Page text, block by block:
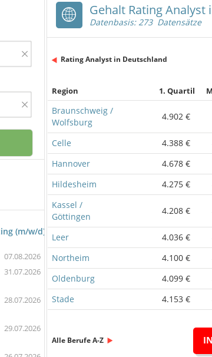
Gehalt Rating Analyst
Datenbasis: 273 Datensätze
Rating Analyst in Deutschland
Region 1. Quartil
Braunschweig /
Wolfsburg
4.902 €
Celle 4.388 €
Hannover
4.678 €
Hildesheim
4.275 €
Kassel /
Göttingen
4.208 €
Leer 4.036 €
Northeim
4.100 €
Oldenburg
4.099 €
Stade
4.153 €
Alle Berufe A-Z
×
×
(m/w/d)
07.08.2026
31.07.2026
28.07.2026
29.07.2026